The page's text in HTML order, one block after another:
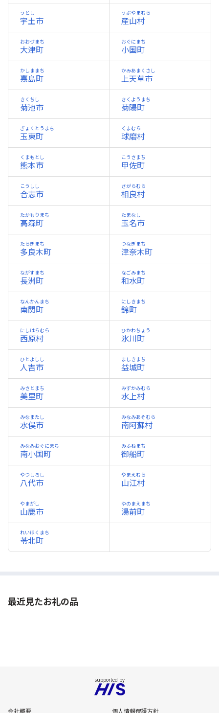
宇土市
うとし
産山村
うぶやまむら
大津町
おおづまち
小国町
おぐにまち
嘉島町
かしままち
上天草市
かみあまくさし
菊池市
きくちし
菊陽町
きくようまち
玉東町
ぎょくとうまち
球磨村
くまむら
熊本市
くまもとし
甲佐町
こうさまち
合志市
こうしし
相良村
さがらむら
高森町
たかもりまち
玉名市
たまなし
多良木町
たらぎまち
津奈木町
つなぎまち
長洲町
ながすまち
和水町
なごみまち
南関町
なんかんまち
錦町
にしきまち
西原村
にしはらむら
氷川町
ひかわちょう
人吉市
ひとよしし
益城町
ましきまち
美里町
みさとまち
水上村
みずかみむら
水俣市
みなまたし
南阿蘇村
みなみあそむら
南小国町
みなみおぐにまち
御船町
みふねまち
八代市
やつしろし
山江村
やまえむら
山鹿市
やまがし
湯前町
ゆのまえまち
苓北町
れいほくまち
最近見たお礼の品
会社概要 個人情報保護方針